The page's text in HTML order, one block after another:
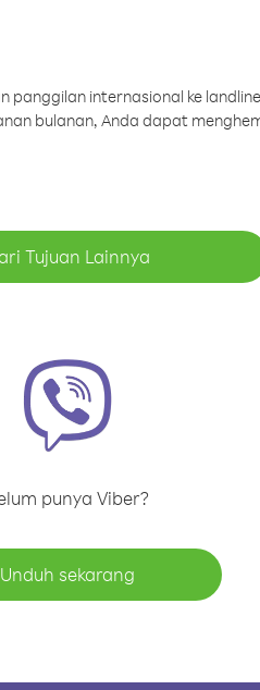
panggilan internasional ke
bulanan, Anda dapat
Tujuan Lainnya
punya Viber?
Unduh sekarang